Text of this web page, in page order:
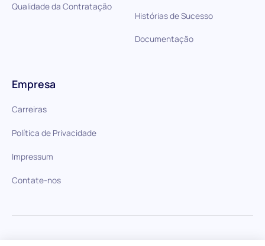
Qualidade da Contratação
Histórias de Sucesso
Documentação
Empresa
Carreiras
Política de Privacidade
Impressum
Contate-nos